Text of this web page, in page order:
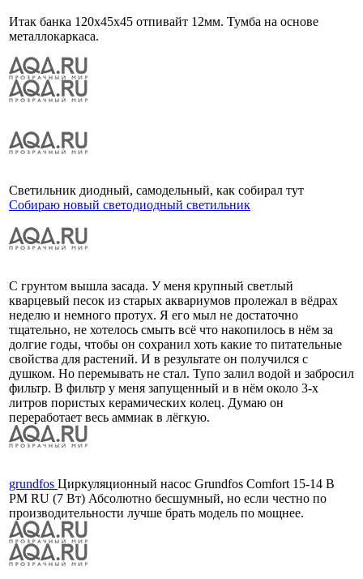
Итак банка 120х45х45 отпивайт 12мм. Тумба на основе
металлокаркаса.
Светильник диодный, самодельный, как собирал тут
Собираю новый светодиодный светильник
С грунтом вышла засада. У меня крупный светлый
кварцевый песок из старых аквариумов пролежал в вёдрах
неделю и немного протух. Я его мыл не достаточно
тщательно, не хотелось смыть всё что накопилось в нём за
долгие годы, чтобы он сохранил хоть какие то питательные
свойства для растений. И в результате он получился с
душком. Но перемывать не стал. Тупо залил водой и забросил
фильтр. В фильтр у меня запущенный и в нём около 3-х
литров пористых керамических колец. Думаю он
переработает весь аммиак в лёгкую.
grundfos Циркуляционный насос Grundfos Comfort 15-14 B
PM RU (7 Вт) Абсолютно бесшумный, но если честно по
производительности лучше брать модель по мощнее.